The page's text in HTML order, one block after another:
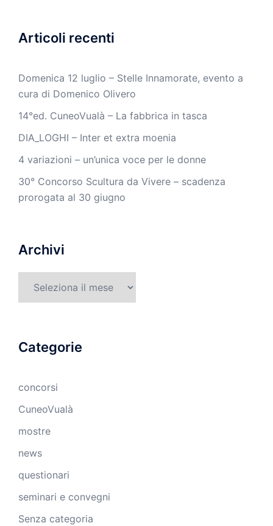
Articoli recenti
Domenica 12 luglio – Stelle Innamorate, evento a
cura di Domenico Olivero
14°ed. CuneoVualà – La fabbrica in tasca
DIA_LOGHI – Inter et extra moenia
4 variazioni – un’unica voce per le donne
30° Concorso Scultura da Vivere – scadenza
prorogata al 30 giugno
Archivi
Categorie
concorsi
CuneoVualà
mostre
news
questionari
seminari e convegni
Senza categoria